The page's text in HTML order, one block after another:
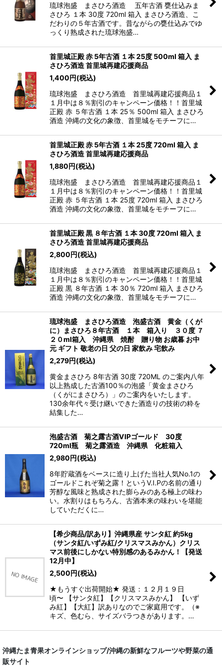
琉球泡盛 まさひろ酒造 五年古酒 甕仕込みま
さひろ １本 30度 720ml 箱入 まさひろ酒造、こ
だわりの５年古酒です。昔ながらの甕仕込みでゆ
っくり熟成された琉球泡盛…
首里城正殿 赤 5年古酒 １本 25度 500ml 箱入 ま
さひろ酒造 首里城再建応援商品
1,400円(税込)
琉球泡盛 まさひろ酒造 首里城再建応援商品１
１月中は８％割引のキャンペーン価格！！首里城
正殿 赤 ５年古酒 １本 25％ 500ml 箱入 まさひろ
酒造 沖縄の文化の象徴、首里城をモチーフに…
首里城正殿 赤 5年古酒 １本 25度 720ml 箱入 ま
さひろ酒造 首里城再建応援商品
1,880円(税込)
琉球泡盛 まさひろ酒造 首里城再建応援商品１
１月中は８％割引のキャンペーン価格！！首里城
正殿 赤 ５年古酒 １本 25度 720ml 箱入 まさひろ
酒造 沖縄の文化の象徴、首里城をモチーフに…
首里城正殿 黒 ８年古酒 １本 30度 720ml 箱入 ま
さひろ酒造 首里城再建応援商品
2,800円(税込)
琉球泡盛 まさひろ酒造 首里城再建応援商品１
１月中は８％割引のキャンペーン価格！！首里城
正殿 黒 ８年古酒 １本 30％ 720ml 箱入 まさひろ
酒造 沖縄の文化の象徴、首里城をモチーフに…
琉球泡盛 まさひろ酒造 泡盛古酒 黄金（くが
に）まさひろ８年古酒 １本 箱入り ３０度 ７
２０ml箱入 沖縄県 焼酎 贈り物 お歳暮 お中
元 ギフト 敬老の日 父の日 家飲み 宅飲み
2,279円(税込)
黄金まさひろ 8年古酒 30度 720ML のご案内八年
以上熟成した古酒100％の泡盛「黄金まさひろ
（くがにまさひろ）」のご案内をいたします。
130余年代々受け継いできた酒造りの技術の粋を
結集した…
泡盛古酒 菊之露古酒VIPゴールド 30度
720ml瓶 菊之露酒造 沖縄県 化粧箱入
2,980円(税込)
8年貯蔵酒をベースに造り上げた当社人気No.1の
ゴールドこれぞ菊之露！というV.I.Pの名前の通り
芳醇な風味と熟成された膨らみのある極上の味わ
い。水割りはもちろん、古酒本来の味わいを堪能
していただくに…
【希少商品/訳あり】沖縄県産 サンタ紅 約5kg
（サンタ紅/いずみ紅/クリスマスみかん）クリス
マス前後にしかない特別感のあるみかん！【発送
12月中】
2,500円(税込)
★もうすぐ出荷開始★ 発送：１２月１９日
頃〜 【サンタ紅】【クリスマスみかん】 【いず
み紅】【大紅】訳ありなのでご家庭用です。（※
キズ、色むら、サイズバラつきがあります。…
沖縄たま青果オンラインショップ/沖縄の新鮮なフルーツや野菜の通
販サイト